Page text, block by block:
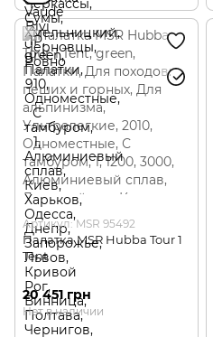
Артикул: MSR 95492
Палатка MSR Hubba Tour 1
Tent
20 451 грн
Нет в наличии